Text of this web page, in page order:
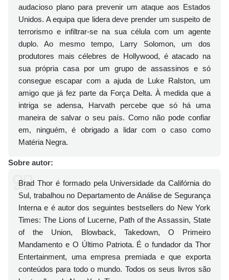
audacioso plano para prevenir um ataque aos Estados
Unidos. A equipa que lidera deve prender um suspeito de
terrorismo e infiltrar-se na sua célula com um agente
duplo. Ao mesmo tempo, Larry Solomon, um dos
produtores mais célebres de Hollywood, é atacado na
sua própria casa por um grupo de assassinos e só
consegue escapar com a ajuda de Luke Ralston, um
amigo que já fez parte da Força Delta. À medida que a
intriga se adensa, Harvath percebe que só há uma
maneira de salvar o seu país. Como não pode confiar
em, ninguém, é obrigado a lidar com o caso como
Matéria Negra.
Sobre autor:
Brad Thor é formado pela Universidade da Califórnia do
Sul, trabalhou no Departamento de Análise de Segurança
Interna e é autor dos seguintes bestsellers do New York
Times: The Lions of Lucerne, Path of the Assassin, State
of the Union, Blowback, Takedown, O Primeiro
Mandamento e O Último Patriota. É o fundador da Thor
Entertainment, uma empresa premiada e que exporta
conteúdos para todo o mundo. Todos os seus livros são